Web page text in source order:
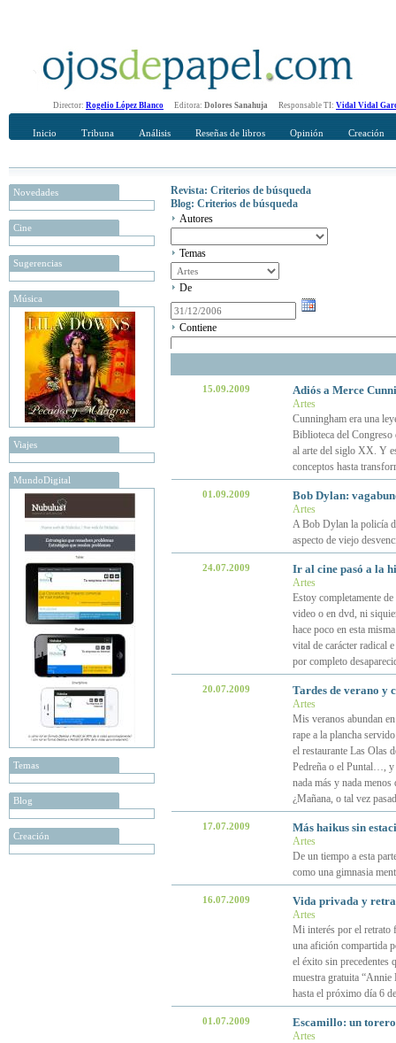
Director: Rogelio López Blanco Editora: Dolores Sanahuja Responsable TI: Vidal Vidal
Inicio Tribuna Análisis Reseñas de libros Opinión Creación
Novedades
Cine
Sugerencias
Música
Viajes
MundoDigital
Temas
Blog
Creación
Revista: Criterios de búsqueda
Blog: Criterios de búsqueda
Autores
Temas
De
Contiene
15.09.2009 Adiós a Merce
Artes
Cunningham era una
Biblioteca del
al arte del siglo XX. Y
conceptos hasta
01.09.2009 Bob Dylan:
Artes
A Bob Dylan la policía
aspecto de viejo
24.07.2009 Ir al cine pasó a la
Artes
Estoy completamente
video o en dvd, ni
hace poco en esta
vital de carácter radical
por completo
20.07.2009 Tardes de verano y
Artes
Mis veranos abundan
rape a la plancha
el restaurante Las Olas
Pedreña o el Puntal…, y
nada más y nada
¿Mañana, o tal vez
17.07.2009 Más haikus sin
Artes
De un tiempo a esta
como una gimnasia
16.07.2009 Vida privada y
Artes
Mi interés por el retrato
una afición compartida
el éxito sin precedentes
muestra gratuita “Annie
hasta el próximo día 6
01.07.2009 Escamillo: un
Artes